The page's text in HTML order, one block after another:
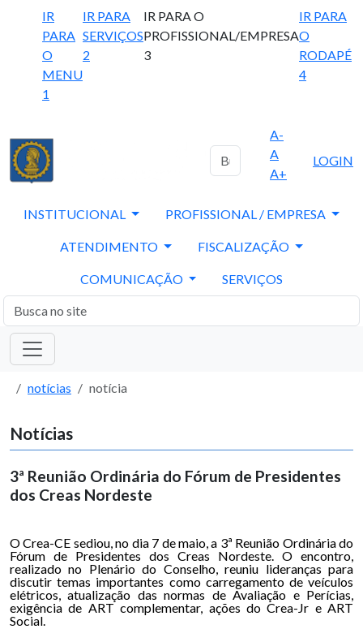
IR
PARA
O
MENU
1
IR PARA
SERVIÇOS
2
IR PARA O
PROFISSIONAL/EMPRESA
3
IR PARA
O
RODAPÉ
4
A-
A
A+
LOGIN
INSTITUCIONAL PROFISSIONAL / EMPRESA
ATENDIMENTO FISCALIZAÇÃO
COMUNICAÇÃO SERVIÇOS
notícias notícia
Notícias
3ª Reunião Ordinária do Fórum de Presidentes
dos Creas Nordeste
O Crea-CE sediou, no dia 7 de maio, a 3ª Reunião Ordinária do
Fórum de Presidentes dos Creas Nordeste. O encontro,
realizado no Plenário do Conselho, reuniu lideranças para
discutir temas importantes como carregamento de veículos
elétricos, atualização das normas de Avaliação e Perícias,
exigência de ART complementar, ações do Crea-Jr e ART
Social.